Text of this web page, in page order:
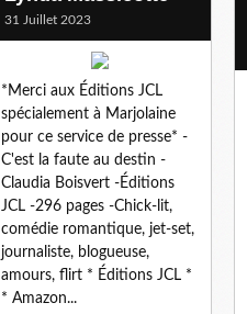
31 Juillet 2023
*Merci aux Éditions JCL
spécialement à Marjolaine
pour ce service de presse* -
C'est la faute au destin -
Claudia Boisvert -Éditions
JCL -296 pages -Chick-lit,
comédie romantique, jet-set,
journaliste, blogueuse,
amours, flirt * Éditions JCL *
* Amazon...